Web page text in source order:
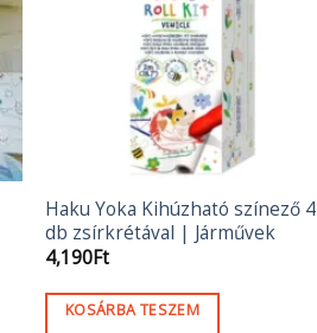
Haku Yoka Kihúzható színező 4
db zsírkrétával | Járművek
4,190Ft
KOSÁRBA TESZEM